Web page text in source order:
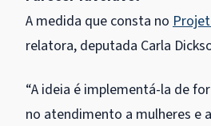
A medida que consta no
relatora, deputada Carla
“A ideia é implementá-la de
no atendimento a mulheres e